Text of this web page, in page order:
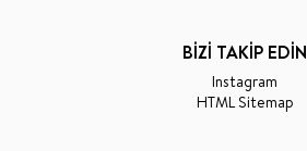
BİZİ TAKİP EDİN
Instagram
HTML Sitemap